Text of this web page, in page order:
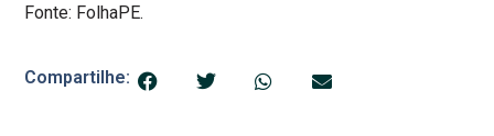
Fonte: FolhaPE.
Compartilhe: